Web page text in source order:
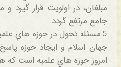
مبلغان، در اولويت قرار
جامع مرتفع گردد.
5.مسئله تحول در حوزه هاي
جهان اسلام و ايجاد حوزه
امروز حوزه هاي علميه است كه